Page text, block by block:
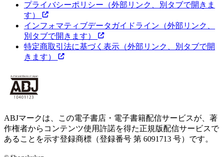
プライバシーポリシー （外部リンク、別タブで開きま
す）
インフォマティブデータガイドライン （外部リンク、
別タブで開きます）
特定商取引法に基づく表示 （外部リンク、別タブで開
きます）
ABJマークは、この電子書店・電子書籍配信サービスが、著
作権者からコンテンツ使用許諾を得た正規版配信サービスで
あることを示す登録商標（登録番号 第 6091713 号）です。